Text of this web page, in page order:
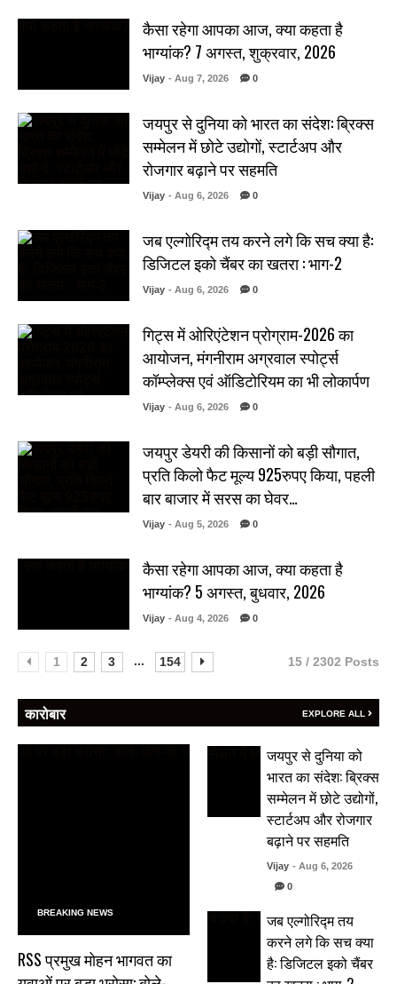
कैसा रहेगा आपका आज, क्या कहता है
भाग्यांक? 7 अगस्त, शुक्रवार, 2026
Vijay - Aug 7, 2026 0
जयपुर से दुनिया को भारत का संदेश: ब्रिक्स
सम्मेलन में छोटे उद्योगों, स्टार्टअप और
रोजगार बढ़ाने पर सहमति
Vijay - Aug 6, 2026 0
जब एल्गोरिद्म तय करने लगे कि सच क्या है:
डिजिटल इको चैंबर का खतरा : भाग-2
Vijay - Aug 6, 2026 0
गिट्स में ओरिएंटेशन प्रोग्राम-2026 का
आयोजन, मंगनीराम अग्रवाल स्पोर्ट्स
कॉम्प्लेक्स एवं ऑडिटोरियम का भी लोकार्पण
Vijay - Aug 6, 2026 0
जयपुर डेयरी की किसानों को बड़ी सौगात,
प्रति किलो फैट मूल्य 925रुपए किया, पहली
बार बाजार में सरस का घेवर…
Vijay - Aug 5, 2026 0
कैसा रहेगा आपका आज, क्या कहता है
भाग्यांक? 5 अगस्त, बुधवार, 2026
Vijay - Aug 4, 2026 0
1 2 3 ... 154 15 / 2302 Posts
कारोबार EXPLORE ALL
BREAKING NEWS
RSS प्रमुख मोहन भागवत का
जयपुर से दुनिया को
भारत का संदेश: ब्रिक्स
सम्मेलन में छोटे उद्योगों,
स्टार्टअप और रोजगार
बढ़ाने पर सहमति
Vijay - Aug 6, 2026
0
जब एल्गोरिद्म तय
करने लगे कि सच क्या
है: डिजिटल इको चैंबर